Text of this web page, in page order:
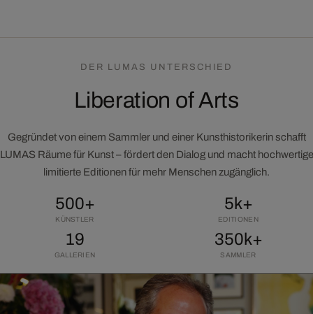
DER LUMAS UNTERSCHIED
Liberation of Arts
Gegründet von einem Sammler und einer Kunsthistorikerin schafft
LUMAS Räume für Kunst – fördert den Dialog und macht hochwertige
limitierte Editionen für mehr Menschen zugänglich.
500+
KÜNSTLER
5k+
EDITIONEN
19
GALLERIEN
350k+
SAMMLER